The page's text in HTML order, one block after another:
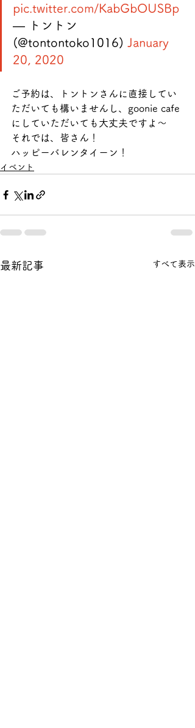
pic.twitter.com/KabGbOUSBp
— トントン
(@tontontoko1016) January
20, 2020
ご予約は、トントンさんに直接してい
ただいても構いませんし、goonie cafe
にしていただいても大丈夫ですよ〜
それでは、皆さん！
ハッピーバレンタイーン！
イベント
最新記事 すべて表示